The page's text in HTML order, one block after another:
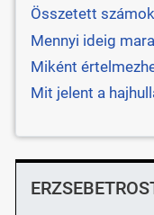
Összetett számok
Mennyi ideig
Miként
Mit jelent a